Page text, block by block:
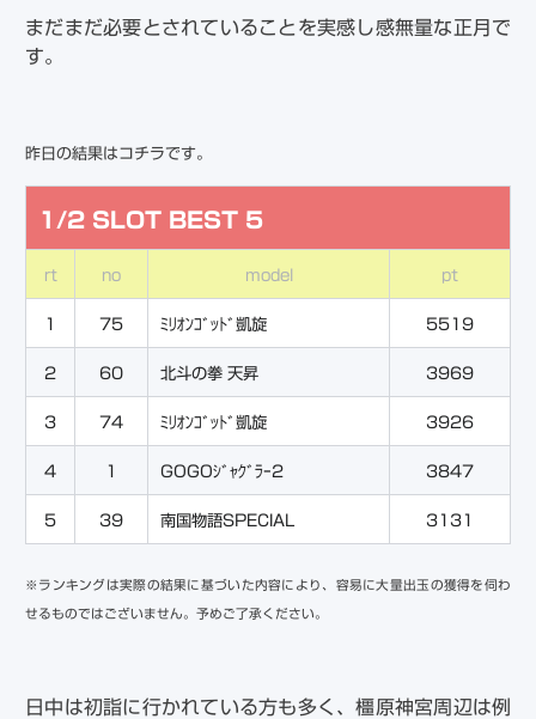
まだまだ必要とされていることを実感し感無量な正月で
す。
昨日の結果はコチラです。
1/2 SLOT BEST 5
rt no model pt
1 75 ﾐﾘｵﾝｺﾞｯﾄﾞ凱旋 5519
2 60 北斗の拳 天昇 3969
3 74 ﾐﾘｵﾝｺﾞｯﾄﾞ凱旋 3926
4 1 GOGOｼﾞｬｸﾞﾗｰ2 3847
5 39 南国物語SPECIAL 3131
※ランキングは実際の結果に基づいた内容により、容易に大量出玉の獲得を伺わ
せるものではございません。予めご了承ください。
日中は初詣に行かれている方も多く、橿原神宮周辺は例